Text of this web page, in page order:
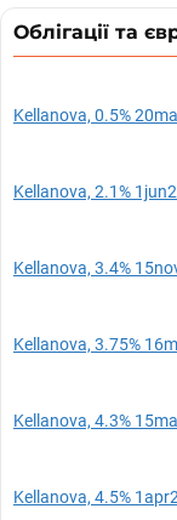
Облігації та
Kellanova, 0.5%
Kellanova, 2.1%
Kellanova, 3.4%
Kellanova, 3.75%
Kellanova, 4.3%
Kellanova, 4.5%